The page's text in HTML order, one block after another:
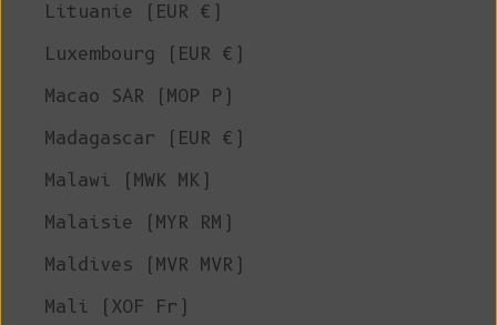
Lituanie (EUR €)
Luxembourg (EUR €)
Macao SAR (MOP P)
Madagascar (EUR €)
Malawi (MWK MK)
Malaisie (MYR RM)
Maldives (MVR MVR)
Mali (XOF Fr)